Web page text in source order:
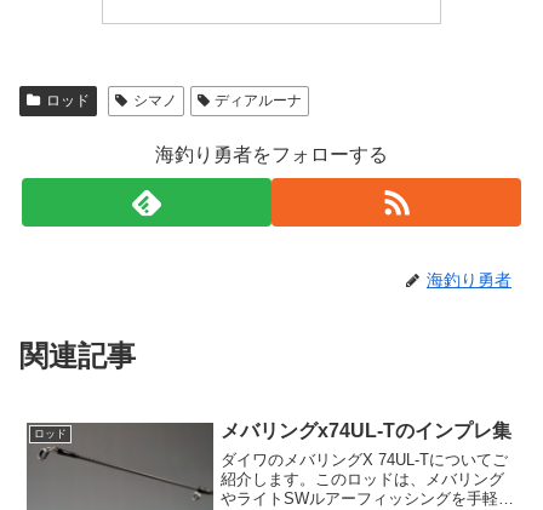
ロッド シマノ ディアルーナ
海釣り勇者をフォローする
海釣り勇者
関連記事
ロッド メバリングx74UL-Tのインプレ集
ダイワのメバリングX 74UL-Tについてご
紹介します。このロッドは、メバリング
やライトSWルアーフィッシングを手軽